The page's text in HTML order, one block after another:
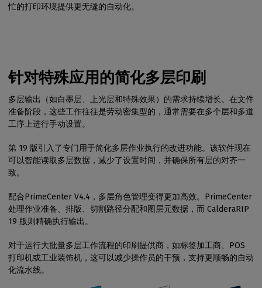
忙的打印环境提供更无缝的自动化。
针对特殊应用的简化多层印刷
多层输出（如白墨层、上光层和特殊效果）的需求持续增长。在文件
准备阶段，这些工作往往是劳动密集型的，通常需要在多个层和多道
工序上进行手动设置。
第 19 版引入了专门用于简化多层作业执行的改进功能。该软件现在
可以智能读取多层数据，减少了设置时间，并确保所有层的对齐一
致。
配合PrimeCenter V4.4，多层角色管理变得更加高效。PrimeCenter
处理作业准备、排版、切割路径分配和图层元数据，而 CalderaRIP
19 版则精确执行输出。
对于运行大批量多层工作流程的印刷提供商，如标签加工商、POS
打印机或工业装饰机，这可以减少操作员的干预，支持更顺畅的自动
化流水线。